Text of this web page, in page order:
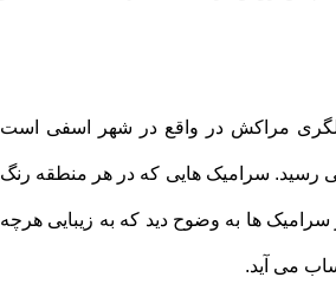
مراکش در واقع در شهر اسفی است
سرامیک هایی که در هر منطقه رنگ
ها به وضوح دید که به زیبایی هرچه
می آید.